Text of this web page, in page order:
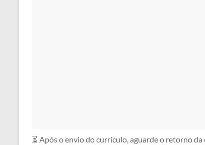
⏳ Após o envio do currículo, aguarde o retorno